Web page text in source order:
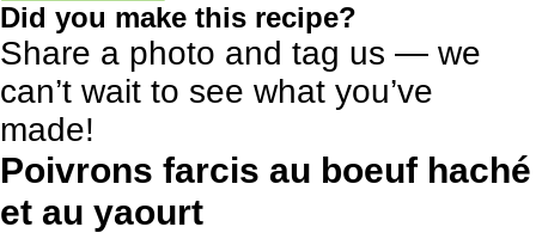
Did you make this recipe?
Share a photo and tag us — we
can’t wait to see what you’ve
made!
Poivrons farcis au boeuf haché
et au yaourt